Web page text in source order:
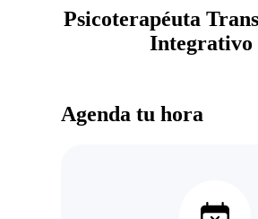
Psicoterapéuta
Integrativo
Agenda tu hora